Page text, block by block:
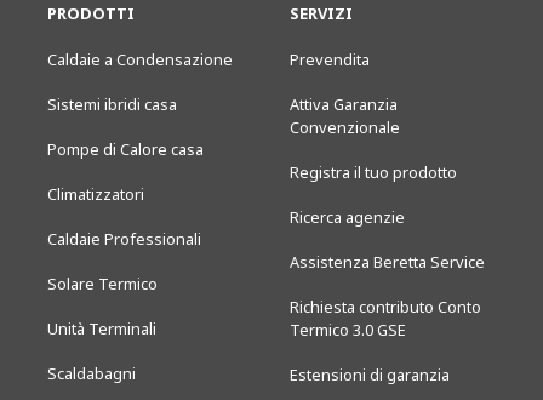
PRODOTTI
Caldaie a Condensazione
Sistemi ibridi casa
Pompe di Calore casa
Climatizzatori
Caldaie Professionali
Solare Termico
Unità Terminali
Scaldabagni
SERVIZI
Prevendita
Attiva Garanzia
Convenzionale
Registra il tuo prodotto
Ricerca agenzie
Assistenza Beretta Service
Richiesta contributo Conto
Termico 3.0 GSE
Estensioni di garanzia